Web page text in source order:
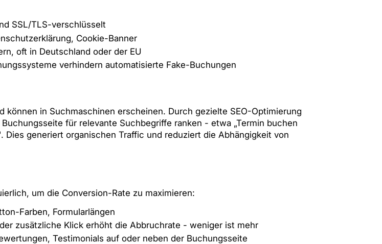
SSL/TLS-verschlüsselt
Cookie-Banner
oft in Deutschland oder der EU
verhindern automatisierte Fake-Buchungen
in Suchmaschinen erscheinen. Durch gezielte SEO-Optimierung
für relevante Suchbegriffe ranken - etwa „Termin buchen
generiert organischen Traffic und reduziert die Abhängigkeit von
um die Conversion-Rate zu maximieren:
Farben, Formularlängen
zusätzliche Klick erhöht die Abbruchrate - weniger ist mehr
Testimonials auf oder neben der Buchungsseite